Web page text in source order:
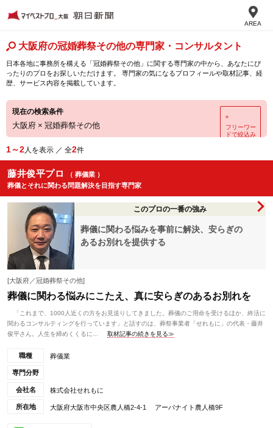
AREA
大阪府の冠婚葬祭その他の専門家・コンサルタント
日本各地に事務所を構える「冠婚葬祭その他」に関する専門家の中から、あなたにぴ
ったりのプロをお探しいただけます。 専門家の気になるプロフィールや取材記事、経
歴、サービス内容を掲載しています。
現在の検索条件
大阪府 × 冠婚葬祭その他
＋
フリーワー
ドで絞込み
1～2人を表示 ／ 全2件
藤井俊平プロ
（ 葬儀業 ）
葬儀とそれに関わる問題解決を目指す専門家
このプロの一番の強み
葬儀に関わる悩みを事前に解決、安らぎの
あるお別れを提供する
[大阪府／冠婚葬祭その他]
葬儀に関わる悩みにこたえ、真に安らぎのあるお別れを
「これまで、1000人近くの方をお見送りしてきました。葬儀のご用命を受けるほか、終活に
関わるコンサルティングを行っています」と話すのは、葬祭事業者「せれもに」の代表・藤井
俊平さん。人生を締めくくるに...
取材記事の続きを見る≫
職種 葬儀業
専門分野
会社名 株式会社せれもに
所在地 大阪府大阪市中央区農人橋2-4-1 アーバナイト農人橋9F